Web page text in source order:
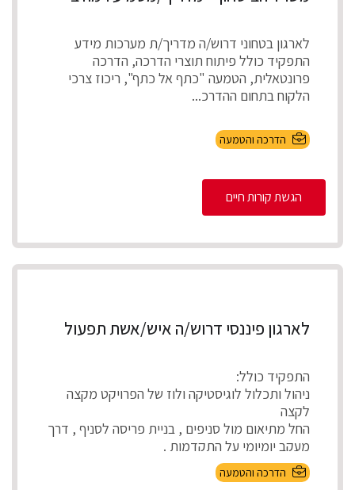
לארגון בטחוני דרוש/ה מדריך/ת מערכות מידע
התפקיד כולל פיתוח תוצרי הדרכה, הדרכה
פרונטאלית, הטמעה "כתף אל כתף", ריכוז צרכי
הלקוח בתחום ההדרכ...
הדרכה והטמעה
הגשת קורות חיים
לארגון פיננסי דרוש/ה איש/אשת תפעול
התפקיד כולל:
ניהול ותכלול לוגיסטיקה ולוז של הפרויקט מקצה
לקצה
החל מתיאום מול סניפים , בניית פריסה לסניף , דרך
מעקב יומיומי על התקדמות .
...
הדרכה והטמעה